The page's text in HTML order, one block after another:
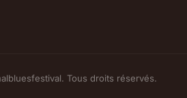
Tous droits réservés.